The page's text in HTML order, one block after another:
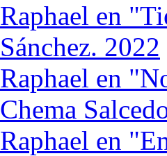
Raphael en
Sánchez. 2022
Raphael en
Chema
Raphael en